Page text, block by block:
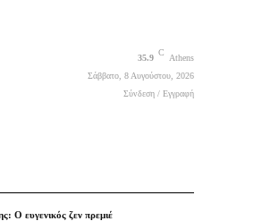
35.9
C
Athens
Σάββατο, 8 Αυγούστου, 2026
Σύνδεση / Εγγραφή
Ο ευγενικός ζεν πρεμιέ